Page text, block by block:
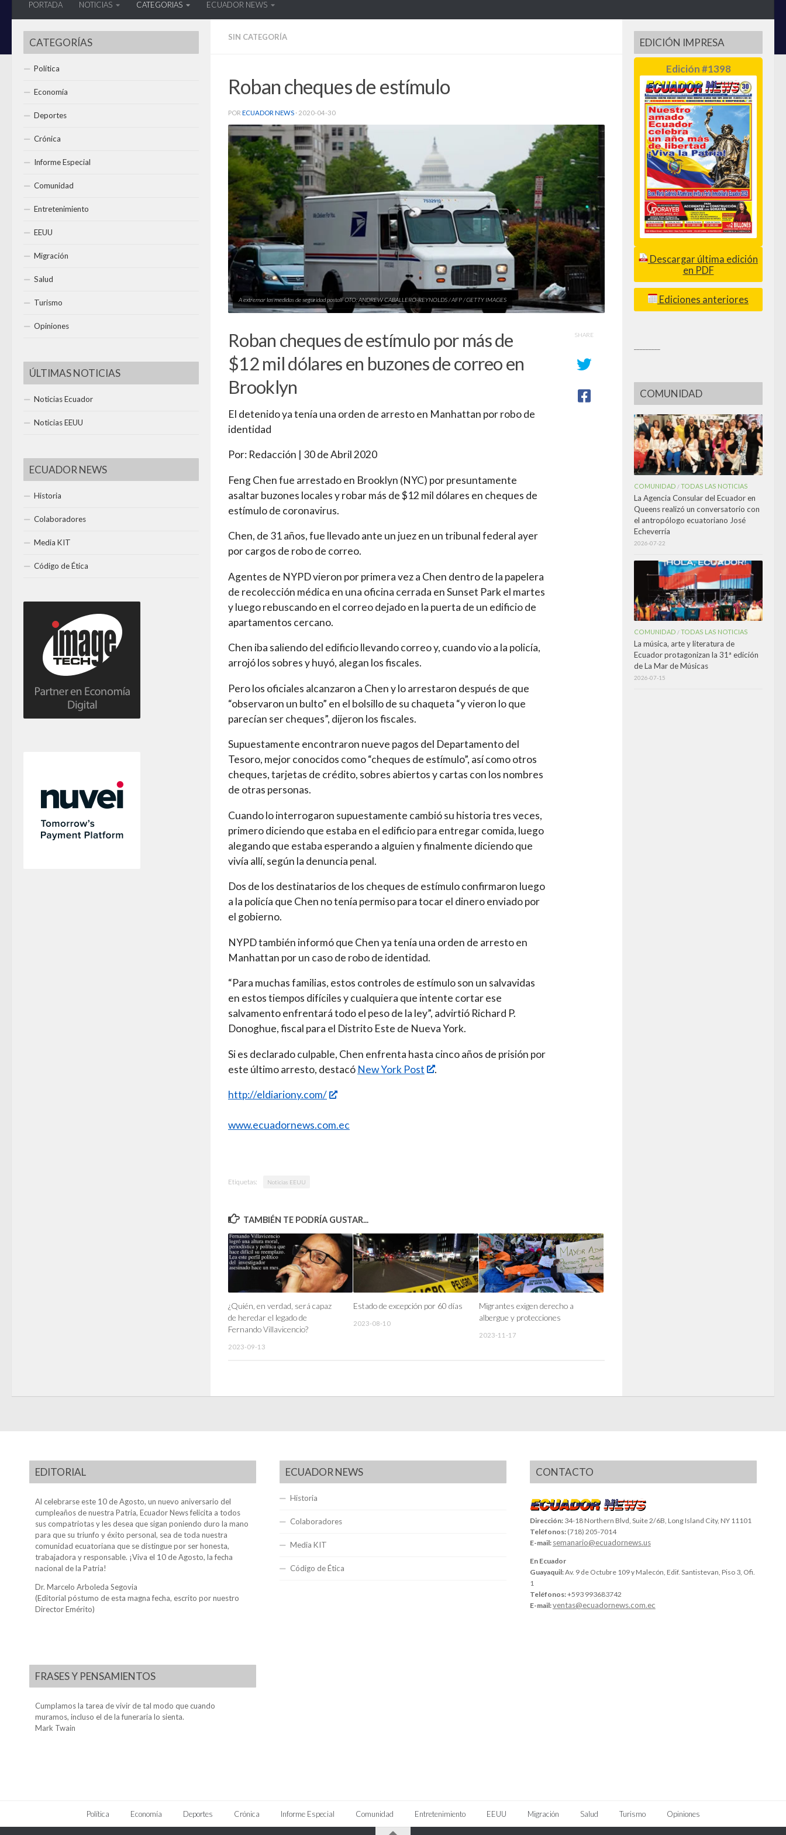
PORTADA NOTICIAS CATEGORIAS ECUADOR NEWS
SIN CATEGORÍA
Roban cheques de estímulo
POR ECUADOR NEWS · 2020-04-30
A extremar las medidas de seguridad postalFOTO: ANDREW CABALLERO-REYNOLDS / AFP / GETTY IMAGES
Roban cheques de estímulo por más de
$12 mil dólares en buzones de correo en
Brooklyn
El detenido ya tenía una orden de arresto en Manhattan por robo de
identidad
Por: Redacción | 30 de Abril 2020
Feng Chen fue arrestado en Brooklyn (NYC) por presuntamente
asaltar buzones locales y robar más de $12 mil dólares en cheques de
estímulo de coronavirus.
Chen, de 31 años, fue llevado ante un juez en un tribunal federal ayer
por cargos de robo de correo.
Agentes de NYPD vieron por primera vez a Chen dentro de la papelera
de recolección médica en una oficina cerrada en Sunset Park el martes
y luego rebuscando en el correo dejado en la puerta de un edificio de
apartamentos cercano.
Chen iba saliendo del edificio llevando correo y, cuando vio a la policía,
arrojó los sobres y huyó, alegan los fiscales.
Pero los oficiales alcanzaron a Chen y lo arrestaron después de que
“observaron un bulto” en el bolsillo de su chaqueta “y vieron lo que
parecían ser cheques”, dijeron los fiscales.
Supuestamente encontraron nueve pagos del Departamento del
Tesoro, mejor conocidos como “cheques de estímulo”, así como otros
cheques, tarjetas de crédito, sobres abiertos y cartas con los nombres
de otras personas.
Cuando lo interrogaron supuestamente cambió su historia tres veces,
primero diciendo que estaba en el edificio para entregar comida, luego
alegando que estaba esperando a alguien y finalmente diciendo que
vivía allí, según la denuncia penal.
Dos de los destinatarios de los cheques de estímulo confirmaron luego
a la policía que Chen no tenía permiso para tocar el dinero enviado por
el gobierno.
NYPD también informó que Chen ya tenía una orden de arresto en
Manhattan por un caso de robo de identidad.
“Para muchas familias, estos controles de estímulo son un salvavidas
en estos tiempos difíciles y cualquiera que intente cortar ese
salvamento enfrentará todo el peso de la ley”, advirtió Richard P.
Donoghue, fiscal para el Distrito Este de Nueva York.
Si es declarado culpable, Chen enfrenta hasta cinco años de prisión por
este último arresto, destacó New York Post .
http://eldiariony.com/
www.ecuadornews.com.ec
SHARE
Etiquetas: Noticias EEUU
TAMBIÉN TE PODRÍA GUSTAR...
¿Quién, en verdad, será capaz
de heredar el legado de
Fernando Villavicencio?
2023-09-13
Estado de excepción por 60 días
2023-08-10
Migrantes exigen derecho a
albergue y protecciones
2023-11-17
CATEGORÍAS
Política
Economía
Deportes
Crónica
Informe Especial
Comunidad
Entretenimiento
EEUU
Migración
Salud
Turismo
Opiniones
ÚLTIMAS NOTICIAS
Noticias Ecuador
Noticias EEUU
ECUADOR NEWS
Historia
Colaboradores
Media KIT
Código de Ética
EDICIÓN IMPRESA
Edición #1398
Descargar última edición
en PDF
Ediciones anteriores
COMUNIDAD
COMUNIDAD /TODAS LAS NOTICIAS
La Agencia Consular del Ecuador en
Queens realizó un conversatorio con
el antropólogo ecuatoriano José
Echeverría
2026-07-22
COMUNIDAD /TODAS LAS NOTICIAS
La música, arte y literatura de
Ecuador protagonizan la 31ª edición
de La Mar de Músicas
2026-07-15
EDITORIAL
Al celebrarse este 10 de Agosto, un nuevo aniversario del
cumpleaños de nuestra Patria, Ecuador News felicita a todos
sus compatriotas y les desea que sigan poniendo duro la mano
para que su triunfo y éxito personal, sea de toda nuestra
comunidad ecuatoriana que se distingue por ser honesta,
trabajadora y responsable. ¡Viva el 10 de Agosto, la fecha
nacional de la Patria!
Dr. Marcelo Arboleda Segovia
(Editorial póstumo de esta magna fecha, escrito por nuestro
Director Emérito)
FRASES Y PENSAMIENTOS
Cumplamos la tarea de vivir de tal modo que cuando
muramos, incluso el de la funeraria lo sienta.
Mark Twain
ECUADOR NEWS
Historia
Colaboradores
Media KIT
Código de Ética
CONTACTO
Dirección: 34-18 Northern Blvd, Suite 2/6B, Long Island City, NY 11101
Teléfonos: (718) 205-7014
E-mail: semanario@ecuadornews.us
En Ecuador
Guayaquil:Av. 9 de Octubre 109 y Malecón, Edif. Santistevan, Piso 3, Ofi.
1
Teléfonos:+593 993683742
E-mail:ventas@ecuadornews.com.ec
Política Economía Deportes Crónica Informe Especial Comunidad Entretenimiento EEUU Migración Salud Turismo Opiniones